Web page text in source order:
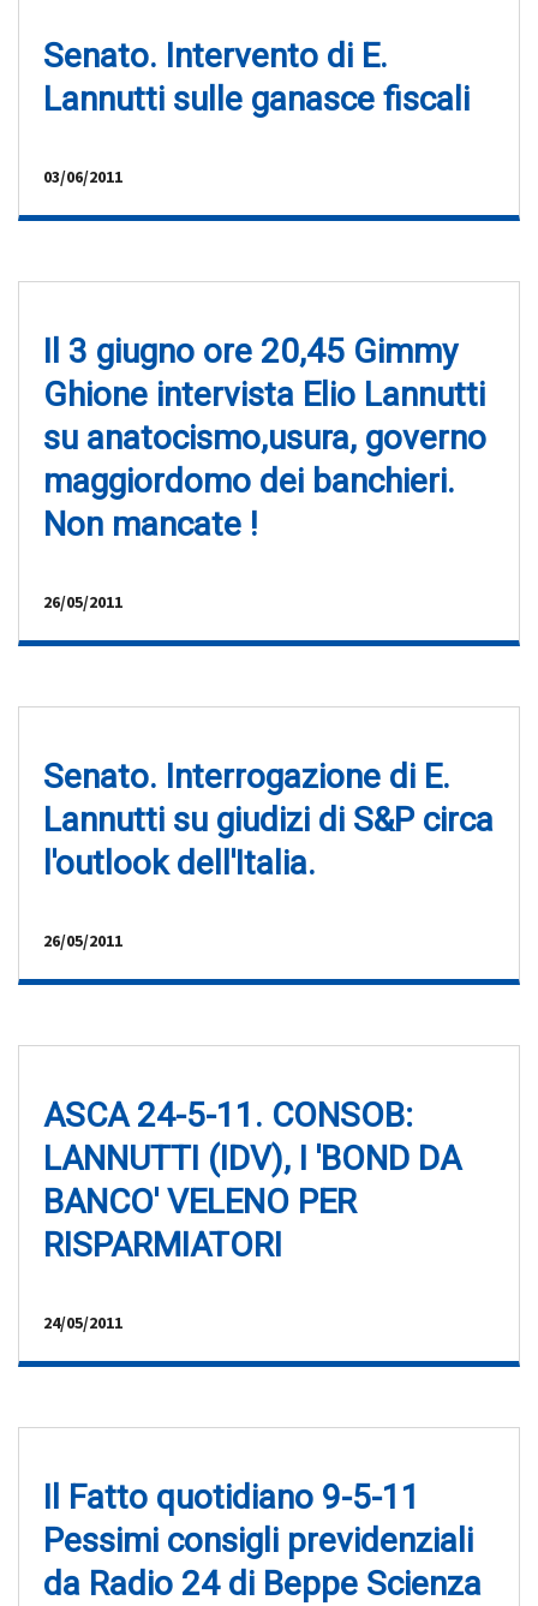
Senato. Intervento di E.
Lannutti sulle ganasce fiscali
03/06/2011
Il 3 giugno ore 20,45 Gimmy
Ghione intervista Elio Lannutti
su anatocismo,usura, governo
maggiordomo dei banchieri.
Non mancate !
26/05/2011
Senato. Interrogazione di E.
Lannutti su giudizi di S&P circa
l'outlook dell'Italia.
26/05/2011
ASCA 24-5-11. CONSOB:
LANNUTTI (IDV), I 'BOND DA
BANCO' VELENO PER
RISPARMIATORI
24/05/2011
Il Fatto quotidiano 9-5-11
Pessimi consigli previdenziali
da Radio 24 di Beppe Scienza